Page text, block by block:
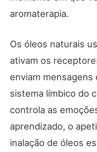
aromaterapia.
Os óleos naturais
ativam os
enviam
sistema límbico do
controla as
aprendizado, o
inalação de óleos